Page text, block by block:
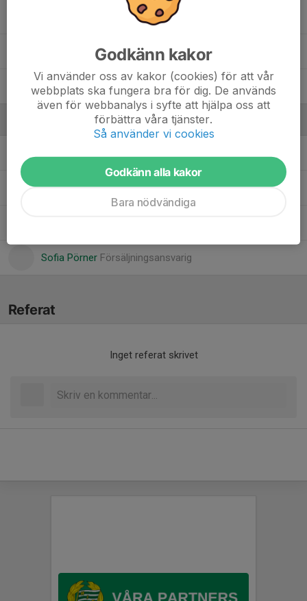
25. Jakša Dumeljic
33. Charlie Karlsson
Davor DumeljicAssisterande tränare
Sofia Pörner Försäljningsansvarig
Referat
Inget referat skrivet
Godkänn kakor
Vi använder oss av kakor (cookies) för att vår
webbplats ska fungera bra för dig. De används
även för webbanalys i syfte att hjälpa oss att
förbättra våra tjänster.
Så använder vi cookies
Godkänn alla kakor
Bara nödvändiga